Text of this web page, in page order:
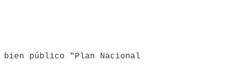
público "Plan Nacional